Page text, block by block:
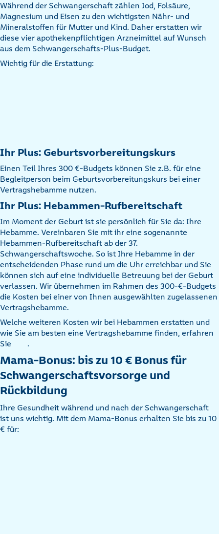
Während der Schwangerschaft zählen Jod, Folsäure,
Magnesium und Eisen zu den wichtigsten Nähr- und
Mineralstoffen für Mutter und Kind. Daher erstatten wir
diese vier apothekenpflichtigen Arzneimittel auf Wunsch
aus dem Schwangerschafts-Plus-Budget.
Wichtig für die Erstattung:
Ihr Plus: Geburtsvorbereitungskurs
Einen Teil Ihres 300 €-Budgets können Sie z.B. für eine
Begleitperson beim Geburtsvorbereitungskurs bei einer
Vertragshebamme nutzen.
Ihr Plus: Hebammen-Rufbereitschaft
Im Moment der Geburt ist sie persönlich für Sie da: Ihre
Hebamme. Vereinbaren Sie mit ihr eine sogenannte
Hebammen-Rufbereitschaft ab der 37.
Schwangerschaftswoche. So ist Ihre Hebamme in der
entscheidenden Phase rund um die Uhr erreichbar und Sie
können sich auf eine individuelle Betreuung bei der Geburt
verlassen. Wir übernehmen im Rahmen des 300-€-Budgets
die Kosten bei einer von Ihnen ausgewählten zugelassenen
Vertragshebamme.
Welche weiteren Kosten wir bei Hebammen erstatten und
wie Sie am besten eine Vertragshebamme finden, erfahren
Sie
.
Mama-Bonus: bis zu 10 € Bonus für
Schwangerschaftsvorsorge und
Rückbildung
Ihre Gesundheit während und nach der Schwangerschaft
ist uns wichtig. Mit dem Mama-Bonus erhalten Sie bis zu 10
€ für: